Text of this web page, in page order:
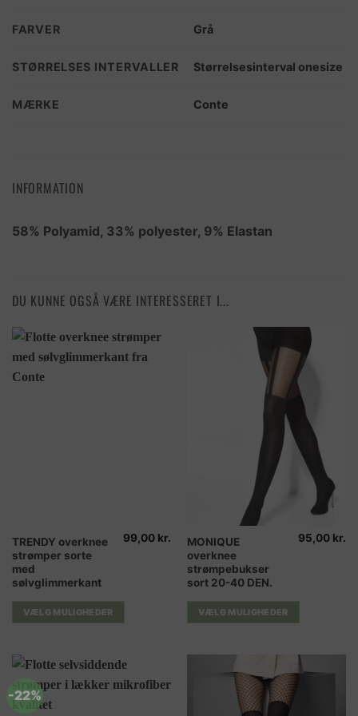
FARVER Grå
STØRRELSES INTERVALLER Størrelsesinterval onesize
MÆRKE Conte
INFORMATION
58% Polyamid, 33% polyester, 9% Elastan
DU KUNNE OGSÅ VÆRE INTERESSERET I...
TRENDY overknee
strømper sorte
med
sølvglimmerkant
99,00 kr.
VÆLG MULIGHEDER
Dette
vare
har
flere
varianter.
Mulighederne
vælges
varesiden
MONIQUE
overknee
strømpebukser
sort 20-40 DEN.
95,00 kr.
VÆLG MULIGHEDER
Dette
vare
har
flere
varianter.
Mulighederne
vælges
varesiden
-22%